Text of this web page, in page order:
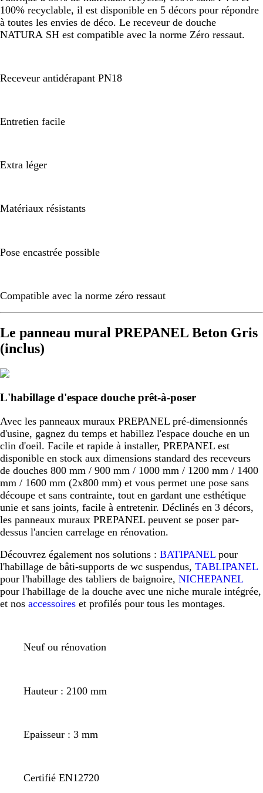
100% recyclable, il est disponible en 5 décors pour répondre
à toutes les envies de déco. Le receveur de douche
NATURA SH est compatible avec la norme Zéro ressaut.
Receveur antidérapant PN18
Entretien facile
Extra léger
Matériaux résistants
Pose encastrée possible
Compatible avec la norme zéro ressaut
Le panneau mural PREPANEL Beton Gris
(inclus)
L'habillage d'espace douche prêt-à-poser
Avec les panneaux muraux PREPANEL pré-dimensionnés
d'usine, gagnez du temps et habillez l'espace douche en un
clin d'oeil. Facile et rapide à installer, PREPANEL est
disponible en stock aux dimensions standard des receveurs
de douches 800 mm / 900 mm / 1000 mm / 1200 mm / 1400
mm / 1600 mm (2x800 mm) et vous permet une pose sans
découpe et sans contrainte, tout en gardant une esthétique
unie et sans joints, facile à entretenir. Déclinés en 3 décors,
les panneaux muraux PREPANEL peuvent se poser par-
dessus l'ancien carrelage en rénovation.
Découvrez également nos solutions : BATIPANEL pour
l'habillage de bâti-supports de wc suspendus, TABLIPANEL
pour l'habillage des tabliers de baignoire, NICHEPANEL
pour l'habillage de la douche avec une niche murale intégrée,
et nos accessoires et profilés pour tous les montages.
Neuf ou rénovation
Hauteur : 2100 mm
Epaisseur : 3 mm
Certifié EN12720